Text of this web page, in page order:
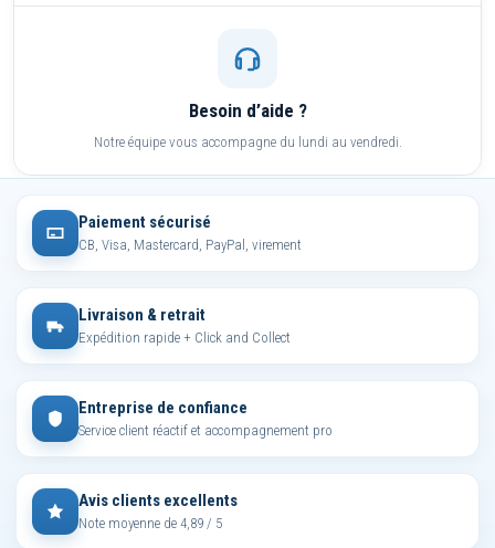
Besoin d’aide ?
Notre équipe vous accompagne du lundi au vendredi.
Paiement sécurisé
CB, Visa, Mastercard, PayPal, virement
Livraison & retrait
Expédition rapide + Click and Collect
Entreprise de confiance
Service client réactif et accompagnement pro
Avis clients excellents
Note moyenne de 4,89 / 5